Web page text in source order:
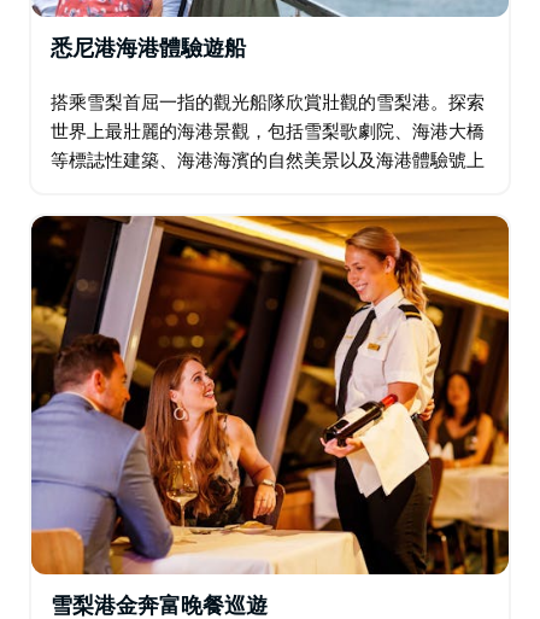
悉尼港海港體驗遊船
搭乘雪梨首屈一指的觀光船隊欣賞壯觀的雪梨港。探索
世界上最壯麗的海港景觀，包括雪梨歌劇院、海港大橋
等標誌性建築、海港海濱的自然美景以及海港體驗號上
雪梨港金奔富晚餐巡遊